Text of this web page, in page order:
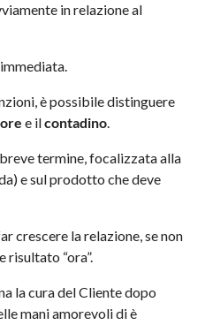
in relazione al
è possibile distinguere
e ilcontadino.
termine, focalizzata alla
e sul prodotto che deve
crescere la relazione, se non
risultato “ora”.
la cura del Cliente dopo
mani amorevoli di è